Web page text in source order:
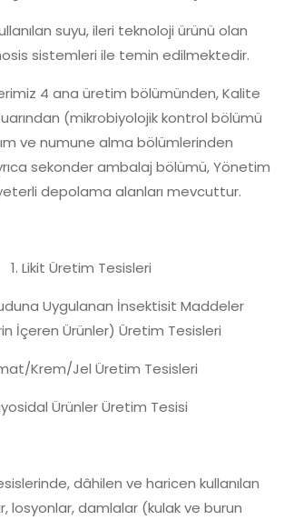
suyu, ileri teknoloji ürünü olan
sistemleri ile temin edilmektedir.
4 ana üretim bölümünden, Kalite
(mikrobiyolojik kontrol bölümü
ve numune alma bölümlerinden
sekonder ambalaj bölümü, Yönetim
depolama alanları mevcuttur.
1. Likit Üretim Tesisleri
Uygulanan İnsektisit Maddeler
İçeren Ürünler) Üretim Tesisleri
Krem/Jel Üretim Tesisleri
Ürünler Üretim Tesisi
dâhilen ve haricen kullanılan
losyonlar, damlalar (kulak ve burun